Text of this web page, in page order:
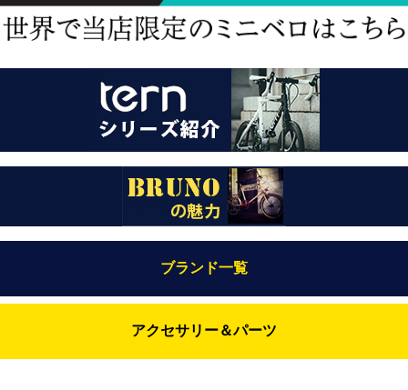
ブランド一覧
Bianchi（ビアンキ）
BRUNO(ブルーノ)アクセサリー＆パーツ